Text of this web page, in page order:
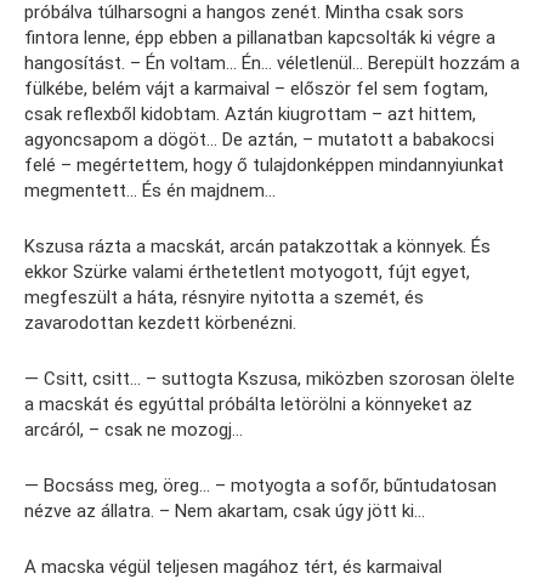
próbálva túlharsogni a hangos zenét. Mintha csak sors
fintora lenne, épp ebben a pillanatban kapcsolták ki végre a
hangosítást. – Én voltam… Én… véletlenül… Berepült hozzám a
fülkébe, belém vájt a karmaival – először fel sem fogtam,
csak reflexből kidobtam. Aztán kiugrottam – azt hittem,
agyoncsapom a dögöt… De aztán, – mutatott a babakocsi
felé – megértettem, hogy ő tulajdonképpen mindannyiunkat
megmentett… És én majdnem…
Kszusa rázta a macskát, arcán patakzottak a könnyek. És
ekkor Szürke valami érthetetlent motyogott, fújt egyet,
megfeszült a háta, résnyire nyitotta a szemét, és
zavarodottan kezdett körbenézni.
— Csitt, csitt… – suttogta Kszusa, miközben szorosan ölelte
a macskát és egyúttal próbálta letörölni a könnyeket az
arcáról, – csak ne mozogj…
— Bocsáss meg, öreg… – motyogta a sofőr, bűntudatosan
nézve az állatra. – Nem akartam, csak úgy jött ki…
A macska végül teljesen magához tért, és karmaival